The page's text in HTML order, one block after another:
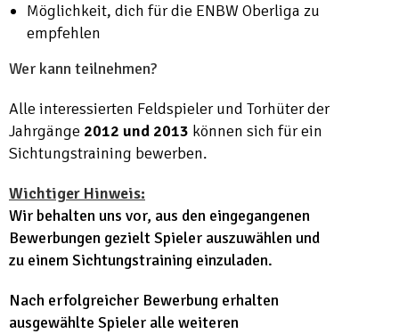
Möglichkeit, dich für die ENBW Oberliga zu
empfehlen
Wer kann teilnehmen?
Alle interessierten Feldspieler und Torhüter der
Jahrgänge 2012 und 2013 können sich für ein
Sichtungstraining bewerben.
Wichtiger Hinweis:
Wir behalten uns vor, aus den eingegangenen
Bewerbungen gezielt Spieler auszuwählen und
zu einem Sichtungstraining einzuladen.
Nach erfolgreicher Bewerbung erhalten
ausgewählte Spieler alle weiteren